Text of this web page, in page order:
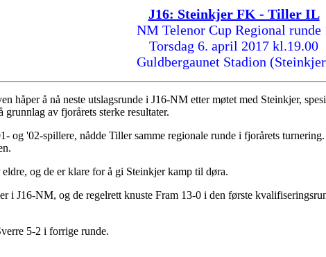
J16: Steinkjer FK - Tiller IL
NM Telenor Cup Regional runde
Torsdag 6. april 2017 kl.19.00
Guldbergaunet Stadion
håper å nå neste utslagsrunde i J16-NM etter møtet med Steinkjer,
grunnlag av fjorårets sterke resultater.
og '02-spillere, nådde Tiller samme regionale runde i fjorårets
og de er klare for å gi Steinkjer kamp til døra.
i J16-NM, og de regelrett knuste Fram 13-0 i den første
5-2 i forrige runde.